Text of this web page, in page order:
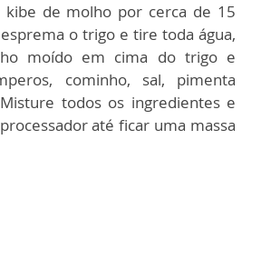
de molho por cerca de 15
o trigo e tire toda água,
moído em cima do trigo e
cominho, sal, pimenta
todos os ingredientes e
até ficar uma massa